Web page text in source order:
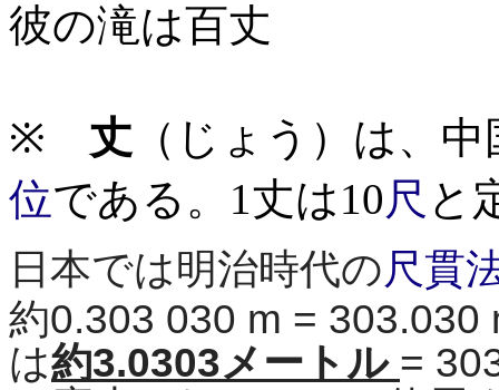
彼の滝は百丈
※ 丈 （じょう）は、
位である。1丈は10尺 と
日本では明治時代の尺貫
約0.303 030 m = 303.030
は約3.0303メートル =